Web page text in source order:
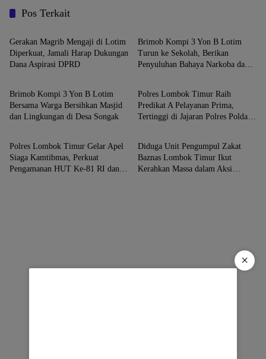
Pos Terkait
Berita
Gerakan Magrib Mengaji di Lotim
Diperkuat, Jamali Harap Dukungan
Dana Aspirasi DPRD
Brimob Kompi 3 Yon B Lotim
Turun ke Sekolah, Berikan
Penyuluhan Bahaya Narkoba dan
Berita
Brimob Kompi 3 Yon B Lotim
Bersama Warga Bersihkan Masjid
dan Lingkungan di Desa Songak
Berita
Polres Lombok Timur Raih
Predikat A Pelayanan Prima,
Tertinggi di Jajaran Polres Polda
Berita
Polres Lombok Timur Gelar Apel
Siaga Kamtibmas, Perkuat
Pengamanan HUT Ke-81 RI dan
Berita
Diduga Unit Pengumpul Zakat
Baznas Lombok Timur Ikut
Kerahkan Massa dalam Aksi
×